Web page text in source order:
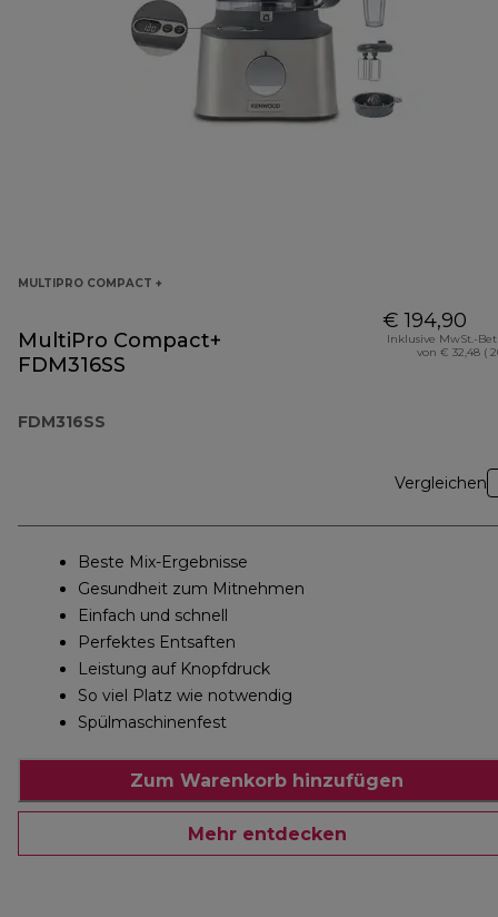
MULTIPRO COMPACT +
MultiPro Compact+
FDM316SS
FDM316SS
€ 194,90
Inklusive MwSt.-
von € 32,48 (
Vergleichen
Beste Mix-Ergebnisse
Gesundheit zum Mitnehmen
Einfach und schnell
Perfektes Entsaften
Leistung auf Knopfdruck
So viel Platz wie notwendig
Spülmaschinenfest
Zum Warenkorb hinzufügen
Mehr entdecken